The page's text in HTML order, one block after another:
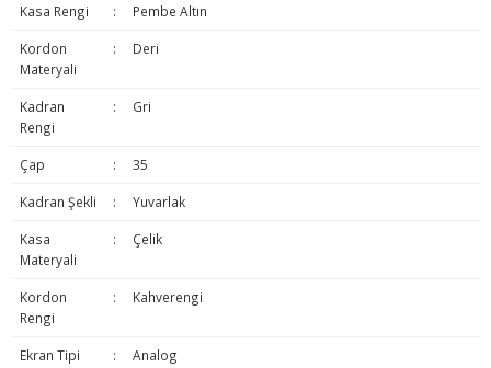
Kasa Rengi : Pembe Altın
Kordon
Materyali
: Deri
Kadran
Rengi
: Gri
Çap : 35
Kadran Şekli : Yuvarlak
Kasa
Materyali
: Çelik
Kordon
Rengi
: Kahverengi
Ekran Tipi : Analog